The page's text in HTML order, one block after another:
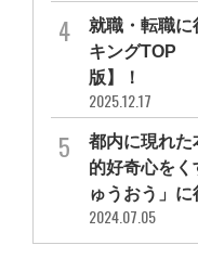
#勉強方法 #資格ゲ
気象予報士試験突破の道
格を活かす働き方をお
#気になるあの人を深堀
就職・転職に
キング
版】！
2025.12.17
都内に現れた
的好奇心を
ゅうおう」に
2024.07.05